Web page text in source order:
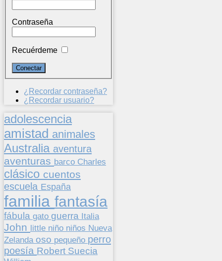
Contraseña
Recuérdeme
¿Recordar contraseña?
¿Recordar usuario?
adolescencia
amistad animales
Australia aventura
aventuras barco Charles
clásico cuentos
escuela España
familia fantasía
fábula gato guerra Italia
John little niño niños Nueva
Zelanda oso pequeño perro
poesía Robert Suecia